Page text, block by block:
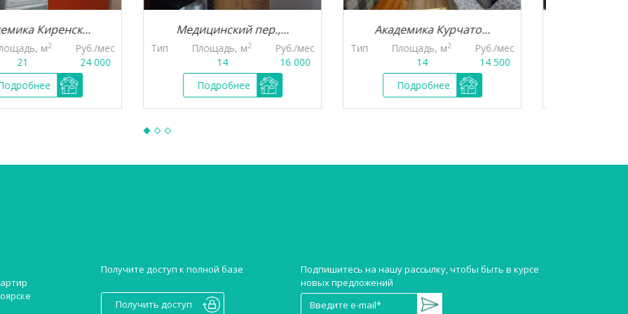
Медицинский пер.,...
Тип Площадь, м
14
Руб./мес
Академика Курчато...
Тип Площадь, м
14
Руб./мес
Академика Киренск...
Тип Площадь, м
15
Получите доступ к полной базе
Получить доступ
Подпишитесь на нашу рассылку, чтобы быть в курсе
новых предложений